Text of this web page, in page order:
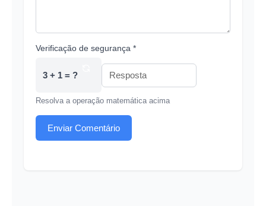
Verificação de segurança *
3 + 1 = ?
Resolva a operação matemática acima
Enviar Comentário